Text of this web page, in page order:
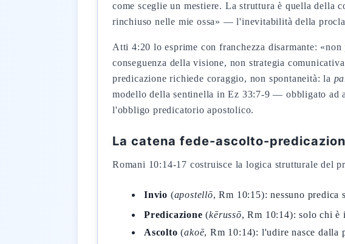
come sceglie un mestiere. La struttura è quella della
rinchiuso nelle mie ossa» — l'inevitabilità della
Atti 4:20 lo esprime con franchezza disarmante:
conseguenza della visione, non strategia
predicazione richiede coraggio, non spontaneità: la
modello della sentinella in Ez 33:7-9 — obbligato ad
l'obbligo predicatorio apostolico.
La catena fede-ascolto-
Romani 10:14-17 costruisce la logica strutturale del
Invio (apostellō, Rm 10:15): nessuno predica
Predicazione (kērussō, Rm 10:14): solo chi è
Ascolto (akoē, Rm 10:14): l'udire nasce dalla